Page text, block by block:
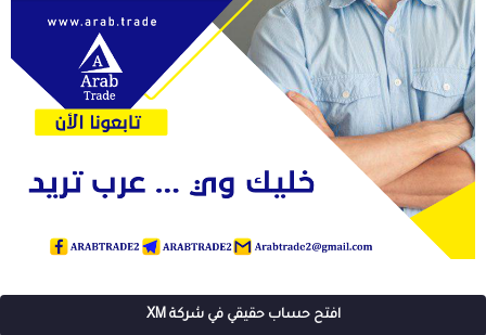
افتح حساب حقيقي في شركة XM